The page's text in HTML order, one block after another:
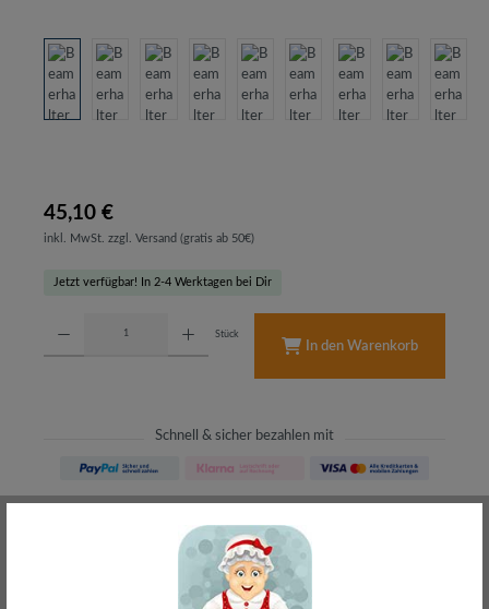
45,10 €
inkl. MwSt. zzgl. Versand (gratis ab 50€)
Jetzt verfügbar! In 2-4 Werktagen bei Dir
Stück
In den Warenkorb
Schnell & sicher bezahlen mit
meist direkt aus Waiblingen
30 Tage Rückgaberecht
ohne Risiko bestellen